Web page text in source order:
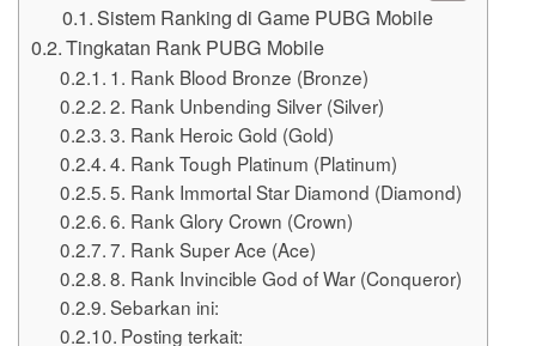
Sistem Ranking di Game PUBG Mobile
Tingkatan Rank PUBG Mobile
1. Rank Blood Bronze (Bronze)
2. Rank Unbending Silver (Silver)
3. Rank Heroic Gold (Gold)
4. Rank Tough Platinum (Platinum)
5. Rank Immortal Star Diamond (Diamond)
6. Rank Glory Crown (Crown)
7. Rank Super Ace (Ace)
8. Rank Invincible God of War (Conqueror)
Sebarkan ini:
Posting terkait: